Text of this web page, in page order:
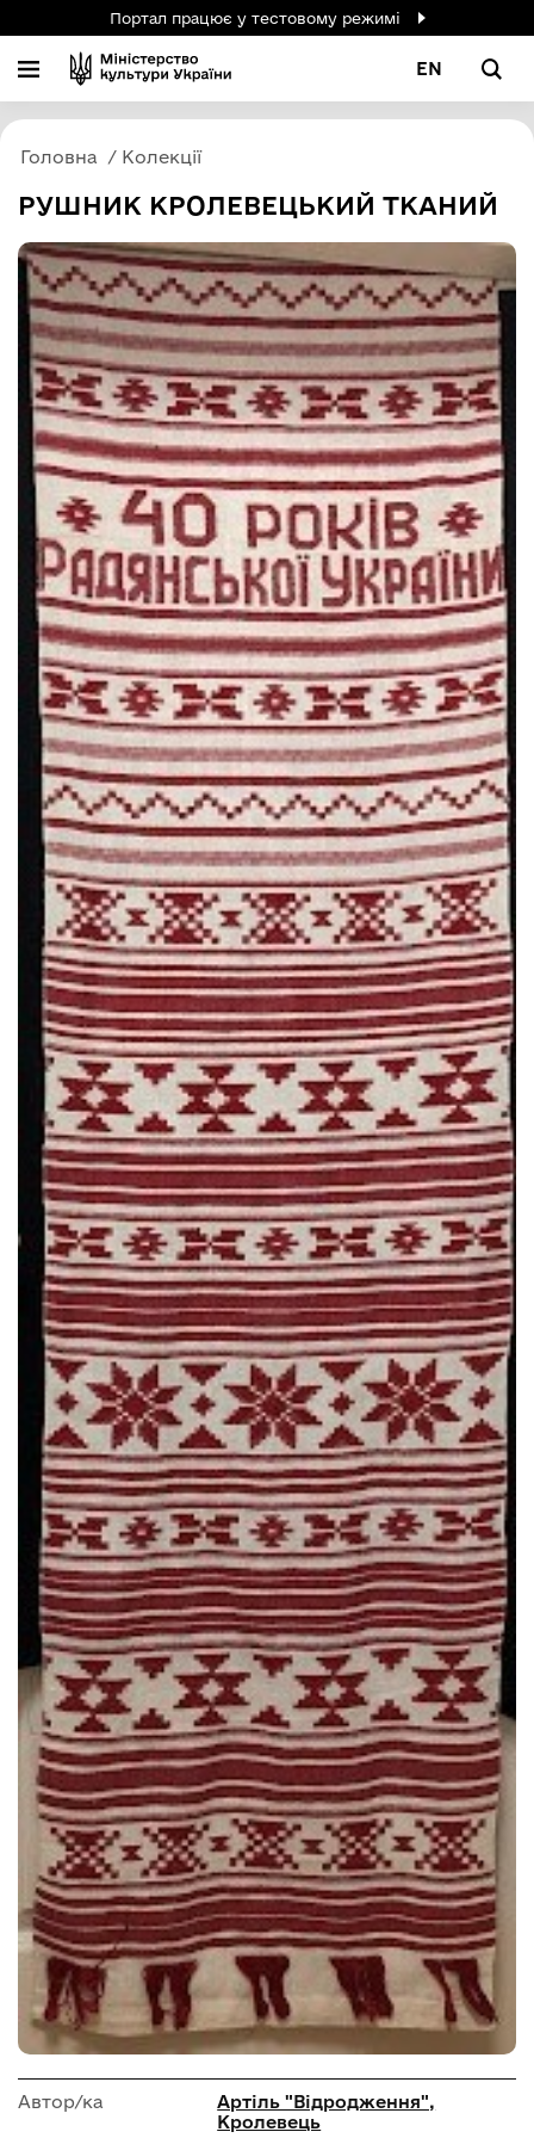
Портал працює у тестовому режимі
EN
Головна Колекції
РУШНИК КРОЛЕВЕЦЬКИЙ ТКАНИЙ
Автор/ка
Артіль "Відродження",
Кролевець